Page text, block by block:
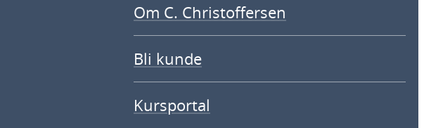
Om C. Christoffersen
Bli kunde
Kursportal